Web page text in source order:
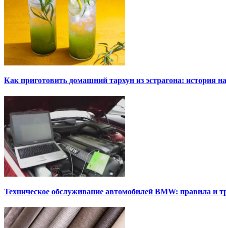
Как приготовить домашний тархун из эстрагона: история
Техническое обслуживание автомобилей BMW: правила и